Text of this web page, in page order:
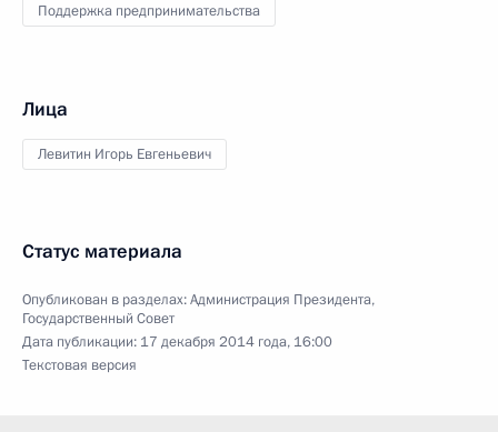
Поддержка предпринимательства
Лица
Левитин Игорь Евгеньевич
Статус материала
Опубликован в разделах:Администрация Президента,
Государственный Совет
Дата публикации: 17 декабря 2014 года, 16:00
Текстовая версия